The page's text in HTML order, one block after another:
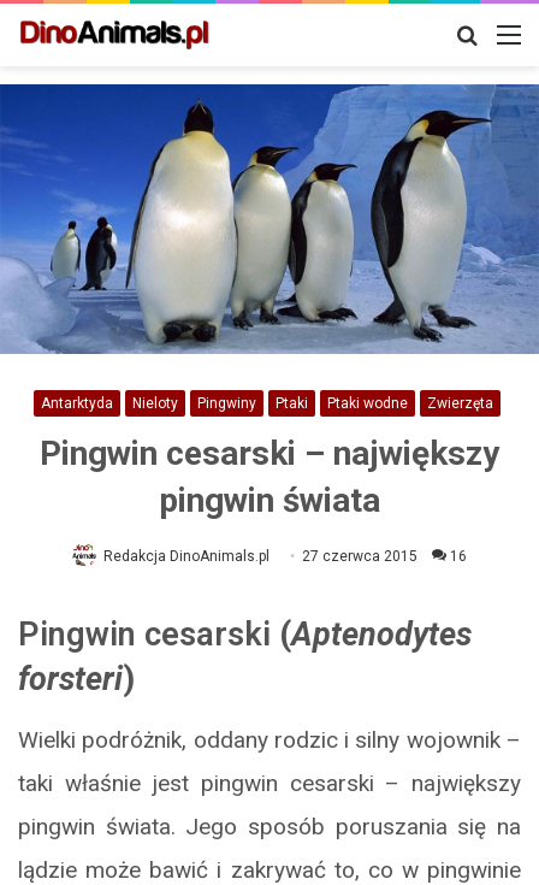
Szukaj
Antarktyda Nieloty Pingwiny Ptaki Ptaki wodne Zwierzęta
Pingwin cesarski – największy
pingwin świata
Redakcja DinoAnimals.pl 27 czerwca 2015 16
Pingwin cesarski (Aptenodytes
forsteri)
Wielki podróżnik, oddany rodzic i silny wojownik –
taki właśnie jest pingwin cesarski – największy
pingwin świata. Jego sposób poruszania się na
lądzie może bawić i zakrywać to, co w pingwinie